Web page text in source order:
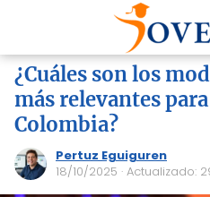
¿Cuáles son los
más relevantes
Colombia?
Pertuz Eguiguren
18/10/2025 · Actualizado: